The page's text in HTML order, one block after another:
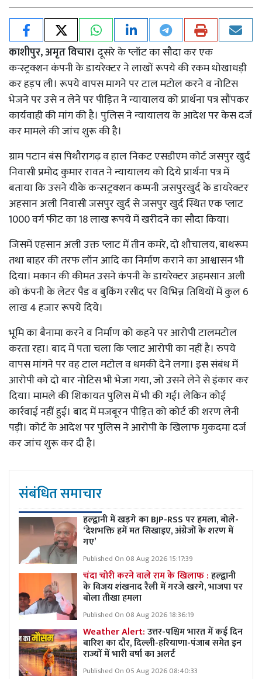
काशीपुर, अमृत विचार। दूसरे के प्लॉट का सौदा कर एक
कन्स्ट्रक्शन कंपनी के डायरेक्टर ने लाखों रूपये की रकम धोखाधड़ी
कर हड़प ली। रूपये वापस मागने पर टाल मटोल करने व नोटिस
भेजने पर उसे न लेने पर पीड़ित ने न्यायालय को प्रार्थना पत्र सौंपकर
कार्यवाही की मांग की है। पुलिस ने न्यायालय के आदेश पर केस दर्ज
कर मामले की जांच शुरू की है।
ग्राम पटान बंस पिथौरागढ़ व हाल निकट एसडीएम कोर्ट जसपुर खुर्द
निवासी प्रमोद कुमार रावत ने न्यायालय को दिये प्रार्थना पत्र में
बताया कि उसने यीके कन्सट्रक्शन कम्पनी जसपुरखुर्द के डायरेक्टर
अहसान अली निवासी जसपुर खुर्द से जसपुर खुर्द स्थित एक प्लाट
1000 वर्ग फीट का 18 लाख रूपये में खरीदने का सौदा किया।
जिसमें एहसान अली उक्त प्लाट में तीन कमरे, दो शौचालय, बाथरूम
तथा बाहर की तरफ लॉन आदि का निर्माण कराने का आश्वासन भी
दिया। मकान की कीमत उसने कंपनी के डायरेक्टर अहमसान अली
को कंपनी के लेटर पैड व बुकिंग रसीद पर विभिन्न तिथियों में कुल 6
लाख 4 हजार रूपये दिये।
भूमि का बैनामा करने व निर्माण को कहने पर आरोपी टालमटोल
करता रहा। बाद में पता चला कि प्लाट आरोपी का नहीं है। रुपये
वापस मांगने पर वह टाल मटोल व धमकी देने लगा। इस संबंध में
आरोपी को दो बार नोटिस भी भेजा गया, जो उसने लेने से इंकार कर
दिया। मामले की शिकायत पुलिस में भी की गई। लेकिन कोई
कार्रवाई नहीं हुई। बाद में मजबूरन पीड़ित को कोर्ट की शरण लेनी
पड़ी। कोर्ट के आदेश पर पुलिस ने आरोपी के खिलाफ मुकदमा दर्ज
कर जांच शुरू कर दी है।
संबंधित समाचार
हल्द्वानी में खड़गे का BJP-RSS पर हमला, बोले-
‘देशभक्ति हमें मत सिखाइए, अंग्रेजों के शरण में
गए’
Published On 08 Aug 2026 15:17:39
चंदा चोरी करने वाले राम के खिलाफ :हल्द्वानी
के विजय शंखनाद रैली में गरजे खरगे, भाजपा पर
बोला तीखा हमला
Published On 08 Aug 2026 18:36:19
Weather Alert:उत्तर-पश्चिम भारत में कई दिन
बारिश का दौर, दिल्ली-हरियाणा-पंजाब समेत इन
राज्यों में भारी वर्षा का अलर्ट
Published On 05 Aug 2026 08:40:33